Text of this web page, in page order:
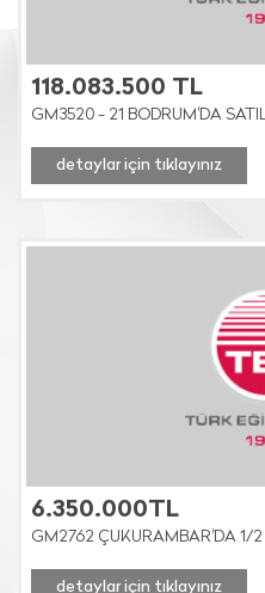
118.083.500 TL
GM3520 - 21 BODRUM'DA
detaylar için tıklayınız
6.350.000TL
GM2762 ÇUKURAMBAR'DA 1/2
detaylar için tıklayınız